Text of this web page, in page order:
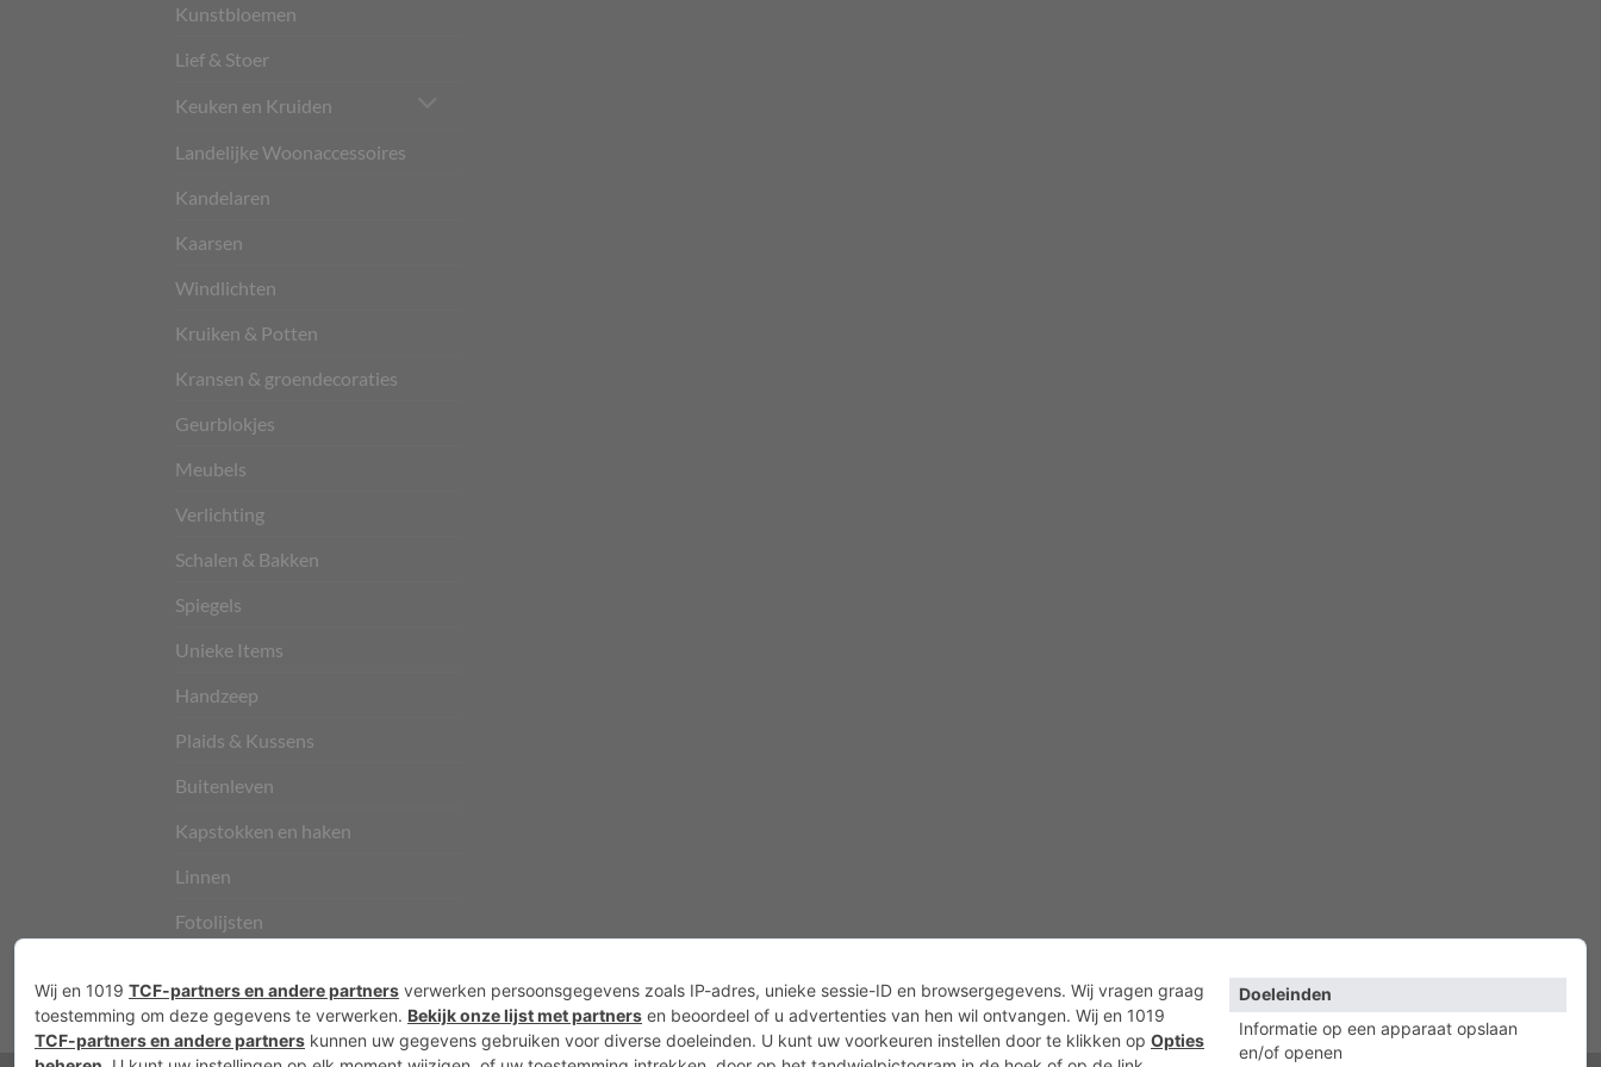
Kunstbloemen
Lief & Stoer
Keuken en Kruiden
Landelijke Woonaccessoires
Kandelaren
Kaarsen
Windlichten
Kruiken & Potten
Kransen & groendecoraties
Geurblokjes
Meubels
Verlichting
Schalen & Bakken
Spiegels
Unieke Items
Handzeep
Plaids & Kussens
Buitenleven
Kapstokken en haken
Linnen
Fotolijsten